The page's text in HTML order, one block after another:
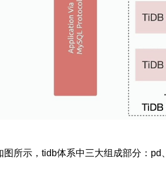
图所示， tidb体系中三大组成部分：pd